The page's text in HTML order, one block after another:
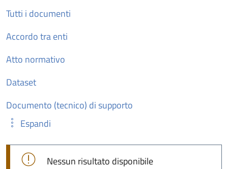
Tutti i documenti
Accordo tra enti
Atto normativo
Dataset
Documento (tecnico) di supporto
Espandi
Nessun risultato disponibile